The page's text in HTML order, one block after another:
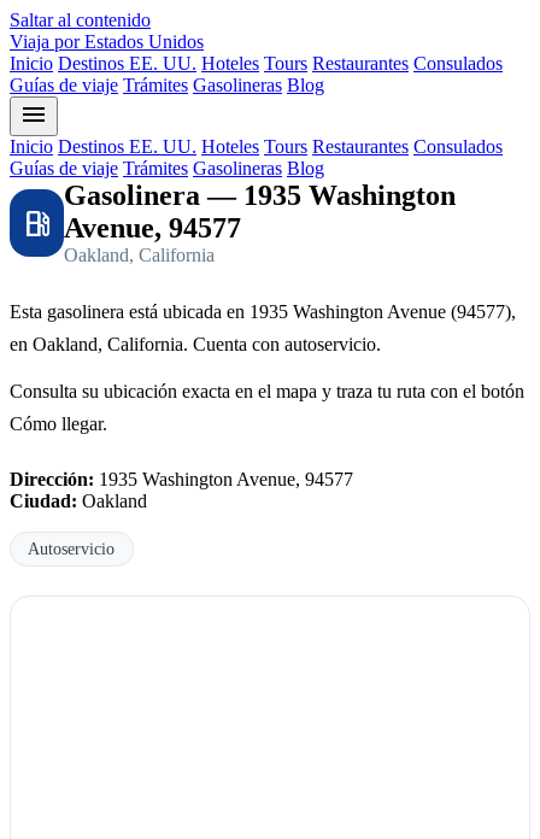
Saltar al contenido
Viaja por Estados Unidos
Inicio Destinos EE. UU. Hoteles Tours Restaurantes Consulados
Guías de viaje Trámites Gasolineras Blog
menu
Inicio Destinos EE. UU. Hoteles Tours Restaurantes Consulados
Guías de viaje Trámites Gasolineras Blog
local_gas_station
Gasolinera — 1935 Washington
Avenue, 94577
Oakland, California
Esta gasolinera está ubicada en 1935 Washington Avenue (94577),
en Oakland, California. Cuenta con autoservicio.
Consulta su ubicación exacta en el mapa y traza tu ruta con el botón
Cómo llegar.
Dirección: 1935 Washington Avenue, 94577
Ciudad: Oakland
Autoservicio